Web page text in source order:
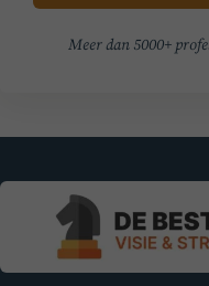
Meer dan 5000+